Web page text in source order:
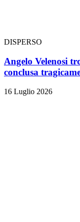
DISPERSO
Angelo Velenosi
conclusa
16 Luglio 2026